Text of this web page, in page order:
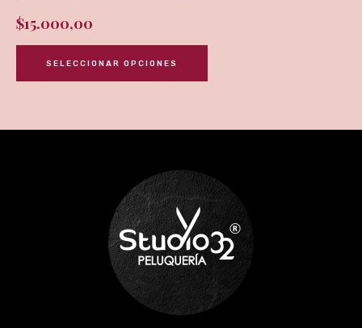
$15.000,00
SELECCIONAR OPCIONES